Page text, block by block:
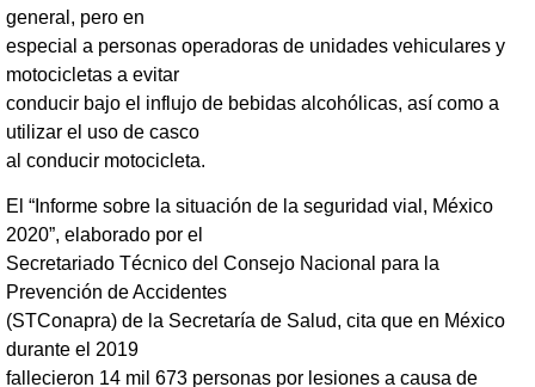
general, pero en
especial a personas operadoras de unidades vehiculares y
motocicletas a evitar
conducir bajo el influjo de bebidas alcohólicas, así como a
utilizar el uso de casco
al conducir motocicleta.
El “Informe sobre la situación de la seguridad vial, México
2020”, elaborado por el
Secretariado Técnico del Consejo Nacional para la
Prevención de Accidentes
(STConapra) de la Secretaría de Salud, cita que en México
durante el 2019
fallecieron 14 mil 673 personas por lesiones a causa de